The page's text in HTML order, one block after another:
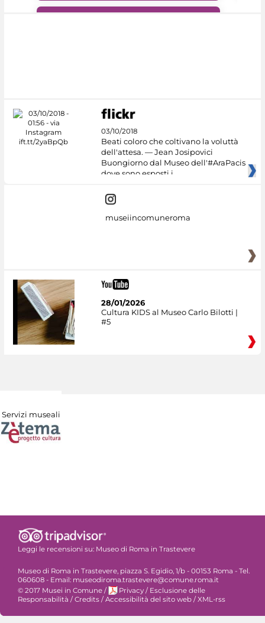
03/10/2018
Beati coloro che coltivano la voluttà
dell'attesa. — Jean Josipovici
Buongiorno dal Museo dell'#AraPacis
dove sono esposti i
museiincomuneroma
28/01/2026
Cultura KIDS al Museo Carlo Bilotti |
#5
Servizi museali
Leggi le recensioni su: Museo di Roma in Trastevere
Museo di Roma in Trastevere, piazza S. Egidio, 1/b - 00153 Roma - Tel.
060608 - Email: museodiroma.trastevere@comune.roma.it
© 2017 Musei in Comune / Privacy / Esclusione delle
Responsabilità /Credits /Accessibilità del sito web /XML-rss